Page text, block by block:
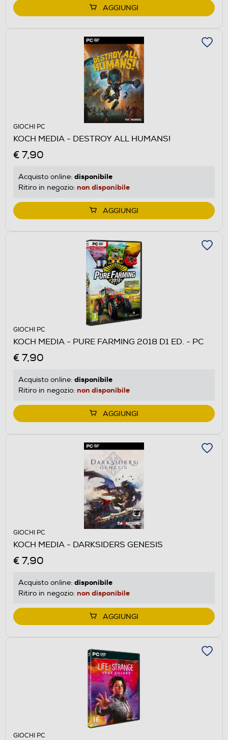
AGGIUNGI
GIOCHI PC
KOCH MEDIA - DESTROY ALL HUMANS!
€ 7,90
Acquisto online: disponibile
Ritiro in negozio: non disponibile
AGGIUNGI
GIOCHI PC
KOCH MEDIA - PURE FARMING 2018 D1 ED. - PC
€ 7,90
Acquisto online: disponibile
Ritiro in negozio: non disponibile
AGGIUNGI
GIOCHI PC
KOCH MEDIA - DARKSIDERS GENESIS
€ 7,90
Acquisto online: disponibile
Ritiro in negozio: non disponibile
AGGIUNGI
GIOCHI PC